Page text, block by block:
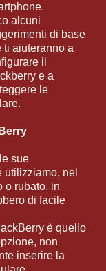
alcuni
di base
ti aiuteranno a
il
e a
le
sue
utilizziamo, nel
o rubato, in
di facile
è quello
non
inserire la